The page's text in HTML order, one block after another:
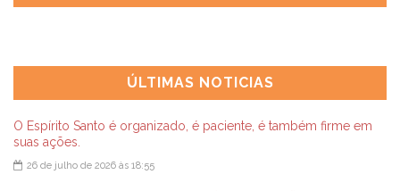
ÚLTIMAS NOTICIAS
O Espírito Santo é organizado, é paciente, é também firme em
suas ações.
26 de julho de 2026 às 18:55